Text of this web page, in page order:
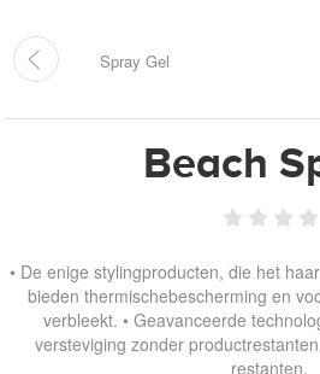
Spray Gel
Beach
• De enige stylingproducten, die het
bieden thermischebescherming en
verbleekt. • Geavanceerde
versteviging zonder
restanten.